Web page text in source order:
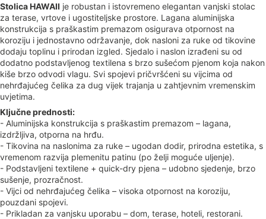
Stolica HAWAII je robustan i istovremeno elegantan vanjski stolac
za terase, vrtove i ugostiteljske prostore. Lagana aluminijska
konstrukcija s praškastim premazom osigurava otpornost na
koroziju i jednostavno održavanje, dok nasloni za ruke od tikovine
dodaju toplinu i prirodan izgled. Sjedalo i naslon izrađeni su od
dodatno podstavljenog textilena s brzo sušećom pjenom koja nakon
kiše brzo odvodi vlagu. Svi spojevi pričvršćeni su vijcima od
nehrđajućeg čelika za dug vijek trajanja u zahtjevnim vremenskim
uvjetima.
Ključne prednosti:
- Aluminijska konstrukcija s praškastim premazom – lagana,
izdržljiva, otporna na hrđu.
- Tikovina na naslonima za ruke – ugodan dodir, prirodna estetika, s
vremenom razvija plemenitu patinu (po želji moguće uljenje).
- Podstavljeni textilene + quick-dry pjena – udobno sjedenje, brzo
sušenje, prozračnost.
- Vijci od nehrđajućeg čelika – visoka otpornost na koroziju,
pouzdani spojevi.
- Prikladan za vanjsku uporabu – dom, terase, hoteli, restorani.